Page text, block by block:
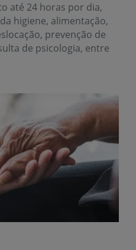
até 24 horas por dia,
higiene, alimentação,
prevenção de
de psicologia, entre